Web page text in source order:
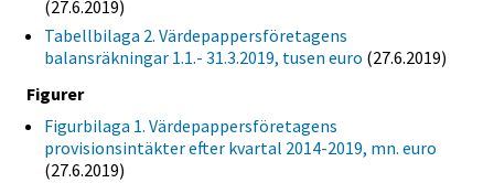
(27.6.2019)
Tabellbilaga 2. Värdepappersföretagens
balansräkningar 1.1.- 31.3.2019, tusen euro (27.6.2019)
Figurer
Figurbilaga 1. Värdepappersföretagens
provisionsintäkter efter kvartal 2014-2019, mn. euro
(27.6.2019)